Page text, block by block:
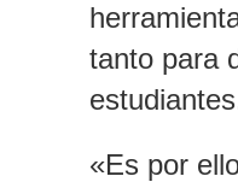
tanto para
«Es por